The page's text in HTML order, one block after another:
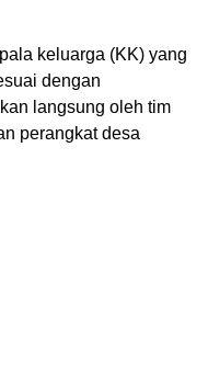
keluarga (KK) yang
dengan
langsung oleh tim
perangkat desa